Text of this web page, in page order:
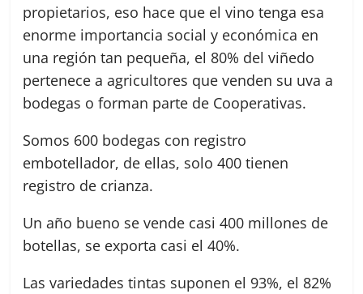
propietarios, eso hace que el vino tenga esa
enorme importancia social y económica en
una región tan pequeña, el 80% del viñedo
pertenece a agricultores que venden su uva a
bodegas o forman parte de Cooperativas.
Somos 600 bodegas con registro
embotellador, de ellas, solo 400 tienen
registro de crianza.
Un año bueno se vende casi 400 millones de
botellas, se exporta casi el 40%.
Las variedades tintas suponen el 93%, el 82%